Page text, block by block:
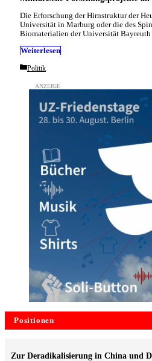
Die Erforschung der Hirnstruktur der
Universität in Marburg oder die des
Biomaterialien der Universität
Weiterlesen
Categories
Politik
Positionen
Zur Deradikalisierung in China und